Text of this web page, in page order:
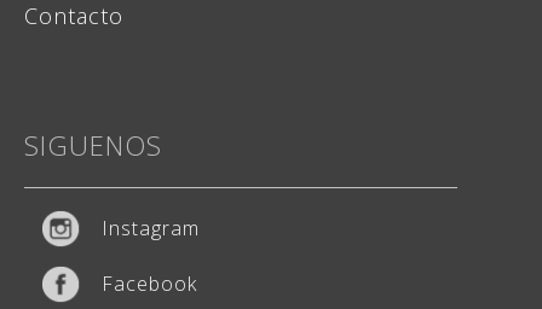
Contacto
SIGUENOS
Instagram
Facebook